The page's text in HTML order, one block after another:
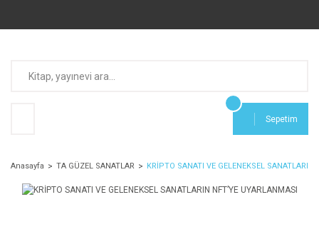
Sepetim
Anasayfa TA GÜZEL SANATLAR KRİPTO SANATI VE GELENEKSEL SANATLARIN